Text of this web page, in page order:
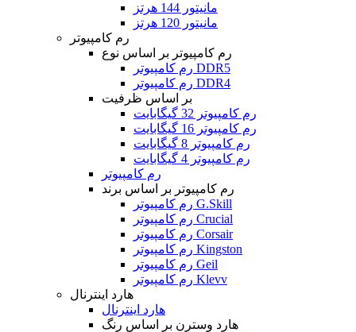
مانیتور 144 هرتز
مانیتور 120 هرتز
رم کامپیوتر
رم کامپیوتر بر اساس نوع
رم کامپیوتر DDR5
رم کامپیوتر DDR4
بر اساس ظرفیت
رم کامپیوتر 32 گیگابایت
رم کامپیوتر 16 گیگابایت
رم کامپیوتر 8 گیگابایت
رم کامپیوتر 4 گیگابایت
رم کامپیوتر
رم کامپیوتر بر اساس برند
رم کامپیوتر G.Skill
رم کامپیوتر Crucial
رم کامپیوتر Corsair
رم کامپیوتر Kingston
رم کامپیوتر Geil
رم کامپیوتر Klevv
هارد اینترنال
هارد اینترنال
هارد وسترن بر اساس رنگ